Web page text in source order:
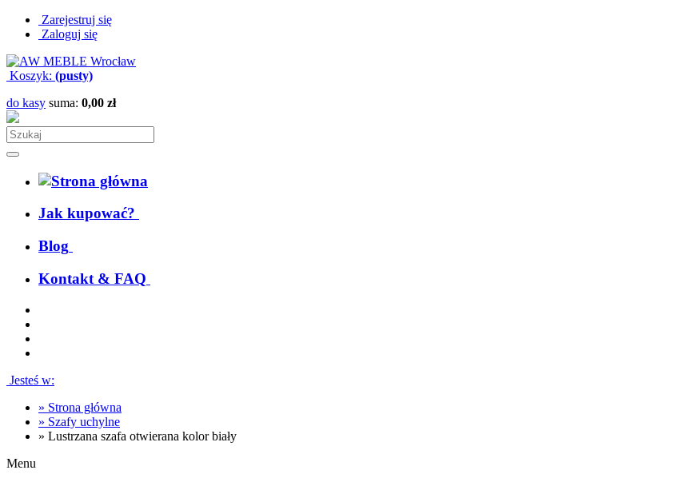
Zarejestruj się
Zaloguj się
Koszyk: (pusty)
do kasy suma: 0,00 zł
Jak kupować?
Blog
Kontakt & FAQ
Jesteś w:
» Strona główna
» Szafy uchylne
» Lustrzana szafa otwierana kolor biały
Menu